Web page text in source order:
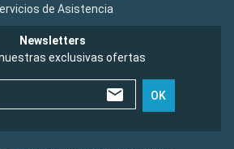
de Asistencia
Newsletters
exclusivas ofertas
OK